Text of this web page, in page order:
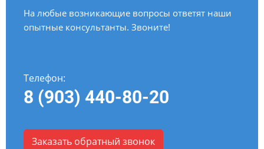
На любые возникающие вопросы ответят наши
опытные консультанты. Звоните!
Телефон:
8 (903) 440-80-20
Заказать обратный звонок